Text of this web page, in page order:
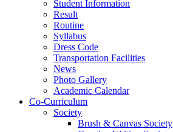
Student Information
Result
Routine
Syllabus
Dress Code
Transportation Facilities
News
Photo Gallery
Academic Calendar
Co-Curriculum
Society
Brush & Canvas Society